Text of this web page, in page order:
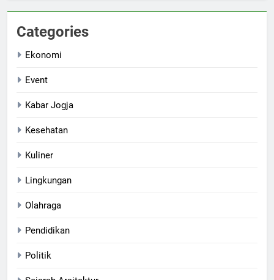
Categories
Ekonomi
Event
Kabar Jogja
Kesehatan
Kuliner
Lingkungan
Olahraga
Pendidikan
Politik